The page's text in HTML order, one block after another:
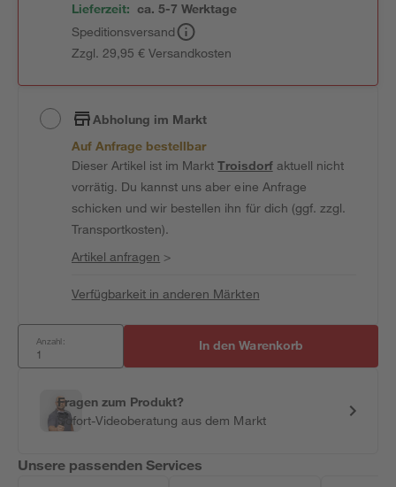
Lieferzeit: ca. 5-7 Werktage
Speditionsversand
Zzgl. 29,95 € Versandkosten
Abholung im Markt
Auf Anfrage bestellbar
Dieser Artikel ist im MarktTroisdorfaktuell nicht
vorrätig. Du kannst uns aber eine Anfrage
schicken und wir bestellen ihn für dich (ggf. zzgl.
Transportkosten).
Artikel anfragen >
Verfügbarkeit in anderen Märkten
Anzahl: In den Warenkorb
Fragen zum Produkt?
Sofort-Videoberatung aus dem Markt
Unsere passenden Services